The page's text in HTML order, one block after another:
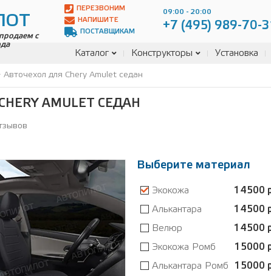
с
ПЕРЕЗВОНИМ
НАПИШИТЕ
ПОСТАВЩИКАМ
09:00 - 20:00
+7 (495) 989-70-
Каталог Конструкторы Установка
Авточехол для Chery Amulet седан
AMULET СЕДАН
Выберите материал
Экокожа 14500
Алькантара 14500
Велюр 14500
Экокожа Ромб 15000
Алькантара Ромб 15000